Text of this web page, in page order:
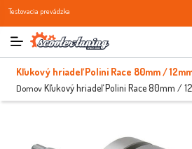
Testovacia prevádzka
Kľukový hriadeľ Polini Race 80mm /
DomovKľukový hriadeľ Polini Race 80mm /